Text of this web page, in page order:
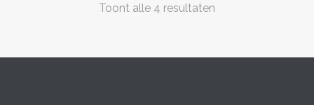
Toont alle 4 resultaten